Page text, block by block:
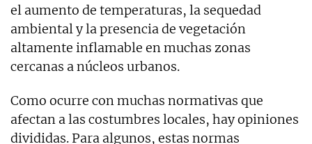
el aumento de temperaturas, la sequedad
ambiental y la presencia de vegetación
altamente inflamable en muchas zonas
cercanas a núcleos urbanos.
Como ocurre con muchas normativas que
afectan a las costumbres locales, hay opiniones
divididas. Para algunos, estas normas